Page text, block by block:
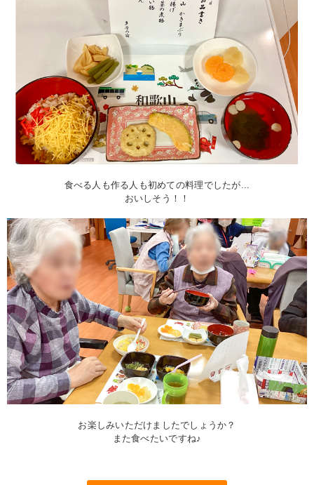
食べる人も作る人も初めての料理でしたが...
おいしそう！！
お楽しみいただけましたでしょうか？
また食べたいですね♪